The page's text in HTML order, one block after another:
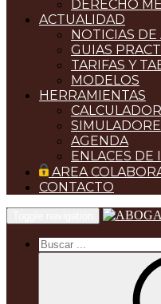
DERECHO
ACTUALIDAD
NOTICIAS
GUIAS
TARIFAS Y
MODELOS
HERRAMIENTAS
AGENDA
ENLACES DE
AREA
CONTACTO